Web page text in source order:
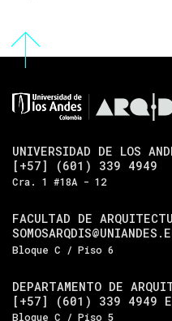
UNIVERSIDAD DE LOS
[+57] (601) 339 4949
Cra. 1 #18A - 12
FACULTAD DE
Bloque C / Piso 6
DEPARTAMENTO DE
[+57] (601) 339 4949
Bloque C / Piso 5